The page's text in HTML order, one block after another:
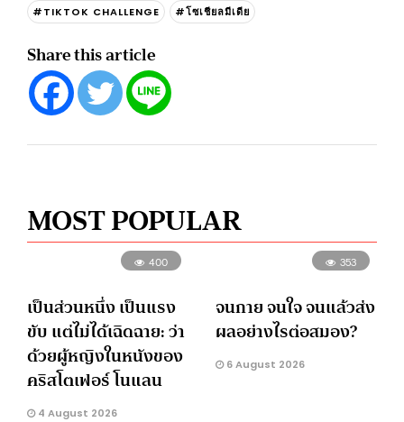
#TIKTOK CHALLENGE
#โซเชียลมีเดีย
Share this article
MOST POPULAR
400
เป็นส่วนหนึ่ง เป็นแรง
ขับ แต่ไม่ได้เฉิดฉาย: ว่า
ด้วยผู้หญิงในหนังของ
คริสโตเฟอร์ โนแลน
4 August 2026
353
จนกาย จนใจ จนแล้วส่ง
ผลอย่างไรต่อสมอง?
6 August 2026